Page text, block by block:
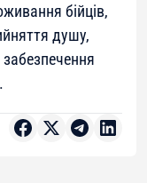
бійців,
душу,